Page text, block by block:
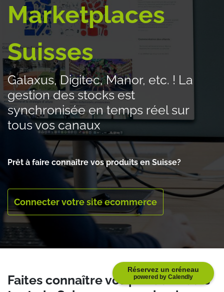
Réservez un créneau
powered by Calendly
Marketplaces
Suisses​
Galaxus, Digitec, Manor, etc. ! La
gestion des stocks est
synchronisée en temps réel sur
tous vos canaux​
Prêt à faire connaître vos produits en Suisse?
Connecter votre site ecommerce
Faites connaître vos produits dans